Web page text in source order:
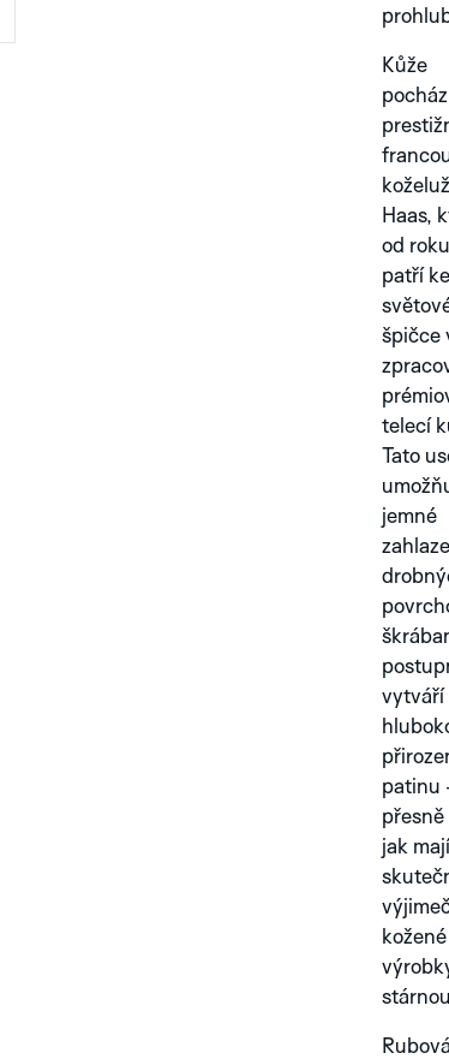
Kůže
Haas,
od
patří ke
špičce
telecí
Tato
jemné
vytváří
jak mají
kožené